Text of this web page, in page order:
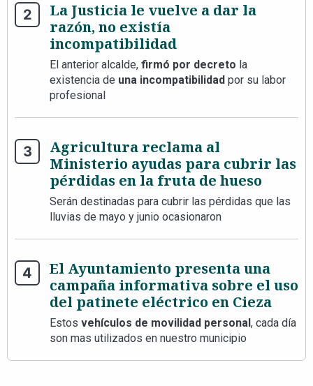
La Justicia le vuelve a dar la
razón, no existía
incompatibilidad
El anterior alcalde, firmó por decreto la
existencia de una incompatibilidad por su labor
profesional
Agricultura reclama al
Ministerio ayudas para cubrir las
pérdidas en la fruta de hueso
Serán destinadas para cubrir las pérdidas que las
lluvias de mayo y junio ocasionaron
El Ayuntamiento presenta una
campaña informativa sobre el uso
del patinete eléctrico en Cieza
Estos vehículos de movilidad personal, cada día
son mas utilizados en nuestro municipio